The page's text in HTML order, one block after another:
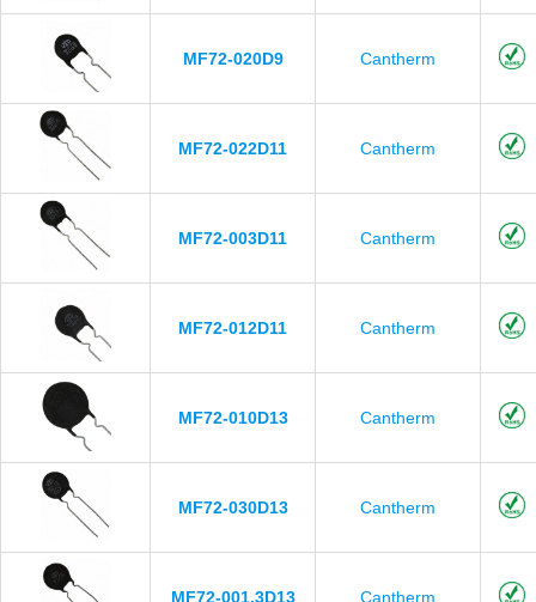
MF72-020D9 Cantherm
MF72-022D11 Cantherm
MF72-003D11 Cantherm
MF72-012D11 Cantherm
MF72-010D13 Cantherm
MF72-030D13 Cantherm
MF72-001.3D13 Cantherm